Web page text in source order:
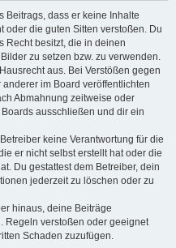
Beitrags, dass er keine Inhalte
oder die guten Sitten verstoßen. Du
Recht besitzt, die in deinen
zu setzen bzw. zu verwenden.
aus. Bei Verstößen gegen
im Board veröffentlichten
Abmahnung zeitweise oder
ausschließen und dir ein
keine Verantwortung für die
er nicht selbst erstellt hat oder die
Du gestattest dem Betreiber, dein
jederzeit zu löschen oder zu
hinaus, deine Beiträge
Regeln verstoßen oder geeignet
Schaden zuzufügen.